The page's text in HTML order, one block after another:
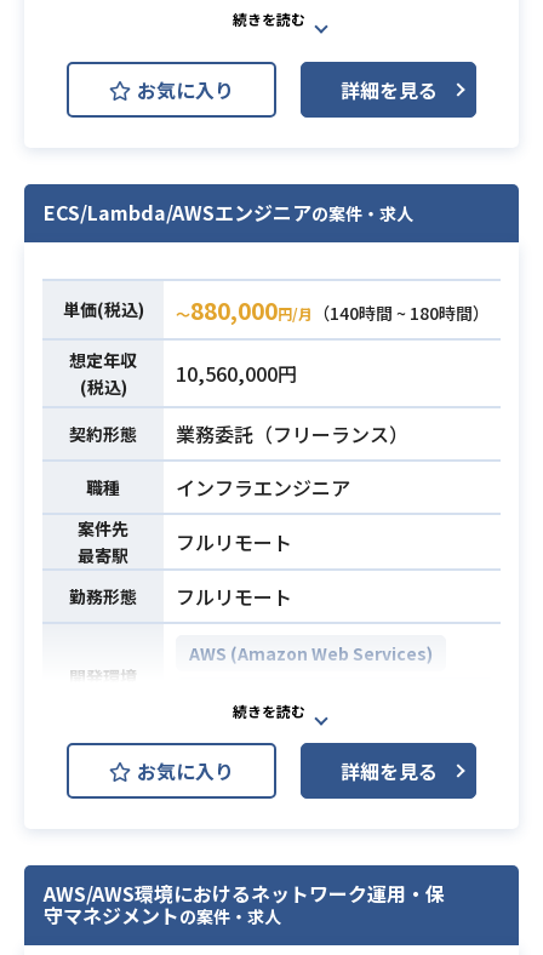
・脆弱性管理およびDevSecOpsの推
進（CI/CDへのスキャン組み込み等）
・インシデント対応体制の構築およ
びログ監視・アラート設計
啓蒙およびナレッジベース構築
※詳細は面談時にお伝えします。
必須スキル
キュリティの実務経験（3年以上）
・各種診断手法（手動・自動）、ソ
のリスク分析経験
・AI/LLMを活用したプロダクトにお
ける攻撃手法（入力操作による不正
利用等）への深い洞察
・AWS等のクラウド環境における強
固な基盤設計および管理運用の実績
・開発現場の事情を理解し、実効性
のあるセキュリティ施策を協力して
推進できる能力
Azure
Kubernetes
Terraform
業務内容
大手製造業向け業務データ分析シス
す。
AIを活用したマイクロサービス構成
のシステムにおいて、Kubernetes
トラブルシューティング、デプロイ
対応、定期メンテナンスを担当しま
す。
特に土日の監視・オンコール体制強
化を目的とした募集です。
下記の業務を担っていただく想定で
す。
・土日のインフラ監視およびオンコ
ール対応（一次対応・エスカレーシ
ョン）
・Kubernetes（EKS）クラスタの運
用およびトラブルシューティング
・デプロイ対応およびロールバック
・定期メンテナンス作業（パッチ適
用、リソース調整等）
・インフラ改善および自動化の推進
・AWSでの本番サービス運用経験（5
年以上）
・Kubernetes（EKS）の運用、障害
お気に入り 詳細を見る
ECS/Lambda/AWSエンジニアの案件・求人
単価(税込) 〜880,000円/月
（140時間 ~ 180時間）
想定年収
(税込)
10,560,000円
契約形態 業務委託（フリーランス）
職種 インフラエンジニア
案件先
最寄駅
フルリモート
勤務形態 フルリモート
開発環境
AWS (Amazon Web Services)
on Elasticsearch Service)
AWSエンジニアとして参画し、AWS
環境下でのtoC向けポイントアプリの
・インフラ運用強化
・保守や追加開発業務
・別案件のAWS新規構築
お気に入り 詳細を見る
AWS/AWS環境におけるネットワーク運用・保
守マネジメントの案件・求人